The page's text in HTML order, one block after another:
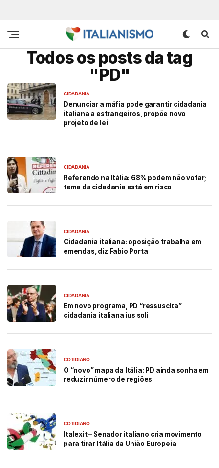
Todos os posts da tag
"PD"
CIDADANIA
Denunciar a máfia pode garantir cidadania
italiana a estrangeiros, propõe novo
projeto de lei
CIDADANIA
Referendo na Itália: 68% podem não votar;
tema da cidadania está em risco
CIDADANIA
Cidadania italiana: oposição trabalha em
emendas, diz Fabio Porta
CIDADANIA
Em novo programa, PD “ressuscita”
cidadania italiana ius soli
COTIDIANO
O “novo” mapa da Itália: PD ainda sonha em
reduzir número de regiões
COTIDIANO
Italexit – Senador italiano cria movimento
para tirar Itália da União Europeia